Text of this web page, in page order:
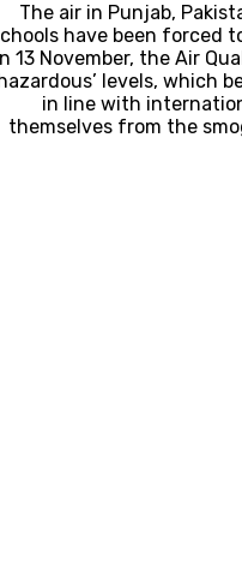
The air in Punjab,
have been forced
13 November, the Air
levels, which
in line with
themselves from the